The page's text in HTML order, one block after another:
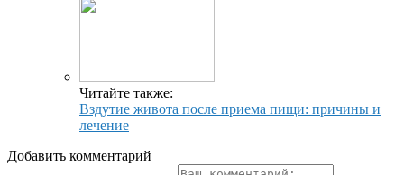
Читайте также:
Вздутие живота после приема пищи: причины и
лечение
Добавить комментарий